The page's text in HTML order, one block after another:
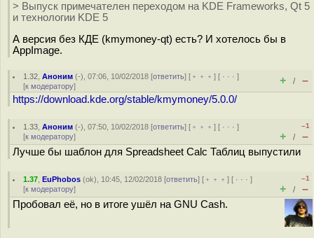
> Выпуск примечателен переходом на KDE Frameworks, Qt 5
и технологии KDE 5
А версия без КДЕ (kmymoney-qt) есть? И хотелось бы в
AppImage.
1.32 ,Аноним (-), 07:06, 10/02/2018 [ответить] [ ﹢﹢﹢] [ · · ·]
[к модератору] + / –
https://download.kde.org/stable/kmymoney/5.0.0/
1.33 ,Аноним (-), 07:50, 10/02/2018 [ответить] [ ﹢﹢﹢] [ · · ·]
[к модератору]
–1
+ / –
Лучше бы шаблон для Spreadsheet Calc Таблиц выпустили
1.37 ,EuPhobos (ok), 10:45, 12/02/2018 [ответить] [ ﹢﹢﹢] [ · · ·]
[к модератору]
–1
+ / –
Пробовал её, но в итоге ушёл на GNU Cash.